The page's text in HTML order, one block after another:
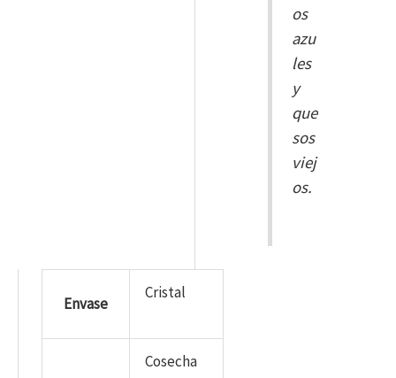
os
azu
les
y
que
sos
viej
os.
Envase
Cristal
Cosecha